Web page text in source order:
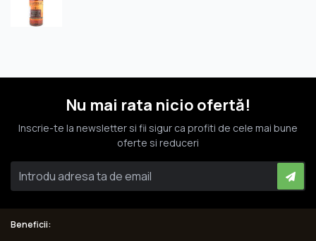
Nu mai rata nicio ofertă!
Inscrie-te la newsletter si fii sigur ca profiti de cele mai bune
oferte si reduceri
Beneficii: